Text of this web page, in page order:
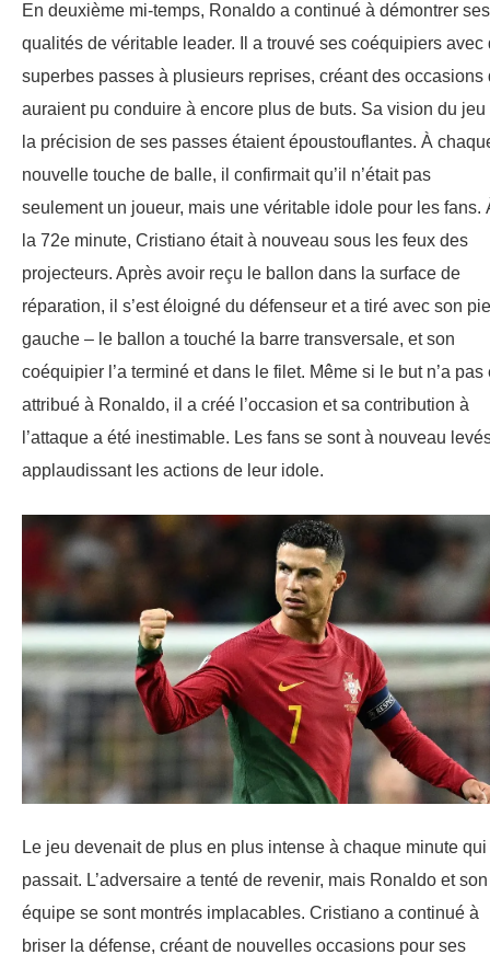
En deuxième mi-temps, Ronaldo a continué à démontrer ses
qualités de véritable leader. Il a trouvé ses coéquipiers avec
superbes passes à plusieurs reprises, créant des occasions
auraient pu conduire à encore plus de buts. Sa vision du jeu
la précision de ses passes étaient époustouflantes. À
nouvelle touche de balle, il confirmait qu’il n’était pas
seulement un joueur, mais une véritable idole pour les fans.
la 72e minute, Cristiano était à nouveau sous les feux des
projecteurs. Après avoir reçu le ballon dans la surface de
réparation, il s’est éloigné du défenseur et a tiré avec son
gauche – le ballon a touché la barre transversale, et son
coéquipier l’a terminé et dans le filet. Même si le but n’a pas
attribué à Ronaldo, il a créé l’occasion et sa contribution à
l’attaque a été inestimable. Les fans se sont à nouveau
applaudissant les actions de leur idole.
Le jeu devenait de plus en plus intense à chaque minute qui
passait. L’adversaire a tenté de revenir, mais Ronaldo et son
équipe se sont montrés implacables. Cristiano a continué à
briser la défense, créant de nouvelles occasions pour ses